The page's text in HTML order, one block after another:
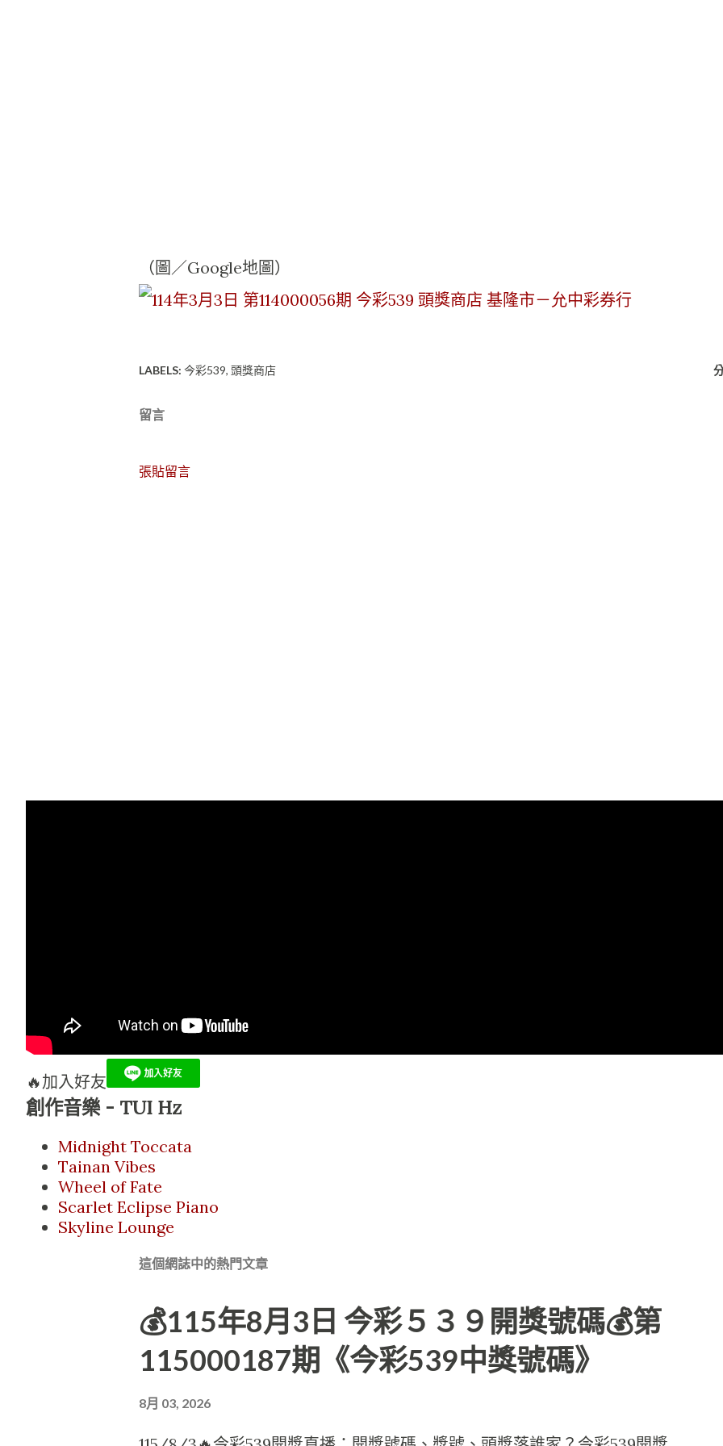
（圖／Google地圖）
LABELS: 今彩539 頭獎商店
留言
張貼留言
🔥加入好友
創作音樂 - TUI Hz
Midnight Toccata
Tainan Vibes
Wheel of Fate
Scarlet Eclipse Piano
Skyline Lounge
這個網誌中的熱門文章
💰115年8月3日 今彩５３９開獎號碼💰第
115000187期《今彩539中獎號碼》
8月 03, 2026